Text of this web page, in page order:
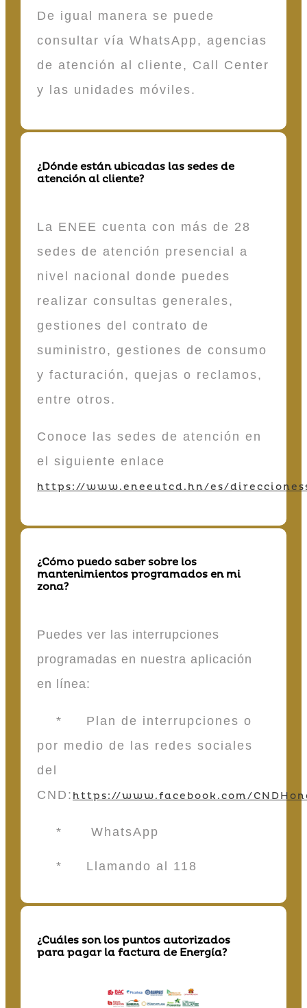
De igual manera se puede
consultar vía WhatsApp, agencias
de atención al cliente, Call Center
y las unidades móviles.
¿Dónde están ubicadas las sedes de
atención al cliente?
La ENEE cuenta con más de 28
sedes de atención presencial a
nivel nacional donde puedes
realizar consultas generales,
gestiones del contrato de
suministro, gestiones de consumo
y facturación, quejas o reclamos,
entre otros.
Conoce las sedes de atención en
el siguiente enlace
https://www.eneeutcd.hn/es/
¿Cómo puedo saber sobre los
mantenimientos programados en mi
zona?
Puedes ver las interrupciones
programadas en nuestra aplicación
en línea:
* Plan de interrupciones o
por medio de las redes sociales
del
CND: https://www.facebook.com/
* WhatsApp
* Llamando al 118
¿Cuáles son los puntos autorizados
para pagar la factura de Energía?